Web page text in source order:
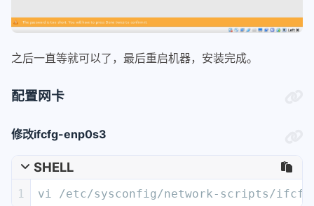
之后一直等就可以了，最后重启机器，安装完成。
配置网卡
修改ifcfg-enp0s3
SHELL
1 vi /etc/sysconfig/network-scripts/ifcfg-